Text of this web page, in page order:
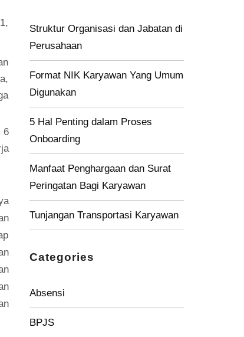
6
Struktur Organisasi dan Jabatan di
Perusahaan
Format NIK Karyawan Yang Umum
Digunakan
5 Hal Penting dalam Proses
Onboarding
Manfaat Penghargaan dan Surat
Peringatan Bagi Karyawan
Tunjangan Transportasi Karyawan
Categories
Absensi
BPJS